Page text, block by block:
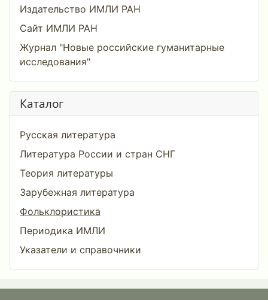
Издательство ИМЛИ РАН
Сайт ИМЛИ РАН
Журнал "Новые российские гуманитарные
исследования"
Каталог
Русская литература
Литература России и стран СНГ
Теория литературы
Зарубежная литература
Фольклористика
Периодика ИМЛИ
Указатели и справочники